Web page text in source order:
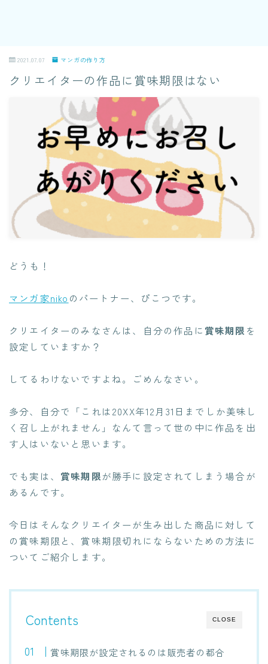
2021.07.07 マンガの作り方
クリエイターの作品に賞味期限はない
どうも！
マンガ家niko のパートナー、ぴこつです。
クリエイターのみなさんは、自分の作品に 賞味期限 を
設定していますか？
してるわけないですよね。ごめんなさい。
多分、自分で「これは20XX年12月31日までしか美味し
く召し上がれません」なんて言って世の中に作品を出
す人はいないと思います。
でも実は、 賞味期限が勝手に設定されてしまう 場合が
あるんです。
今日はそんなクリエイターが生み出した商品に対して
の賞味期限と、賞味期限切れにならないための方法に
ついてご紹介します。
CLOSE
Contents
賞味期限が設定されるのは販売者の都合